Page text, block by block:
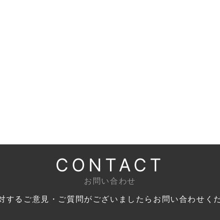
CONTACT
お問い合わせ
するご意見・ご質問がございましたら お問い合わせく